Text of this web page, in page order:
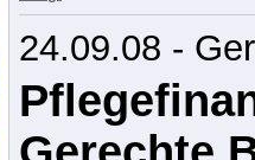
Pflegefinanzierung Teil 4:
ist Hauptproblem,
nötig!
24.09.08 -